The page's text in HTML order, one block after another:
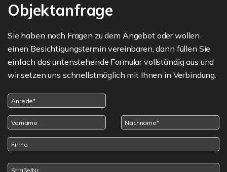
Objektanfrage
Sie haben noch Fragen zu dem Angebot oder wollen
einen Besichtigungstermin vereinbaren, dann füllen Sie
einfach das untenstehende Formular vollständig aus und
wir setzen uns schnellstmöglich mit Ihnen in Verbindung.